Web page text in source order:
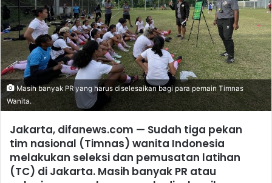
Masih banyak PR yang harus diselesaikan bagi para pemain Timnas
Wanita.
Jakarta, difanews.com — Sudah tiga pekan
tim nasional (Timnas) wanita Indonesia
melakukan seleksi dan pemusatan latihan
(TC) di Jakarta. Masih banyak PR atau